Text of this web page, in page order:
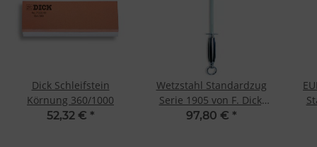
Dick Schleifstein
Körnung 360/1000
52,32 € *
Wetzstahl Standardzug
Serie 1905 von F. Dick,
25 cm, rund
97,80 € *